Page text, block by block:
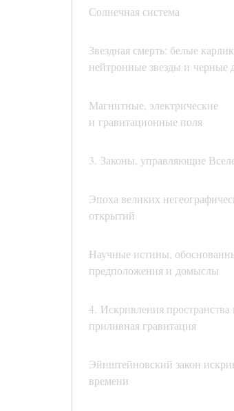
Солнечная система
Звездная смерть: белые
нейтронные звезды и черные
Магнитные, электрические
и гравитационные поля
3. Законы, управляющие
Эпоха великих
открытий
Научные истины,
предположения и домыслы
4. Искривления
приливная гравитация
Эйнштейновский закон
времени